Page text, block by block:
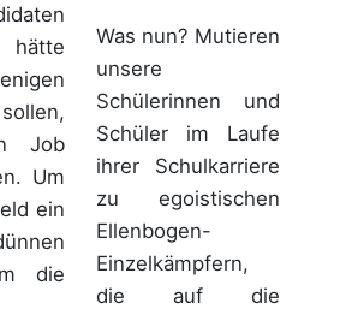
hätte
Job
Um
ein
die
Was nun? Mutieren
unsere
Schülerinnen und
Schüler im Laufe
ihrer Schulkarriere
zu egoistischen
Ellenbogen-
Einzelkämpfern,
die auf die